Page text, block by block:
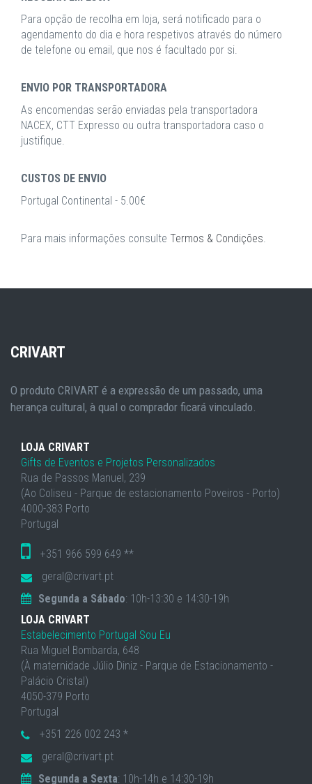
Para opção de recolha em loja, será notificado para o
agendamento do dia e hora respetivos através do número
de telefone ou email, que nos é facultado por si.
ENVIO POR TRANSPORTADORA
As encomendas serão enviadas pela transportadora
NACEX, CTT Expresso ou outra transportadora caso o
justifique.
CUSTOS DE ENVIO
Portugal Continental - 5.00€
Para mais informações consulte Termos & Condições.
CRIVART
O produto CRIVART é a expressão de um passado, uma
herança cultural, à qual o comprador ficará vinculado.
LOJA CRIVART
Gifts de Eventos e Projetos Personalizados
Rua de Passos Manuel, 239
(Ao Coliseu - Parque de estacionamento Poveiros - Porto)
4000-383 Porto
Portugal
+351 966 599 649 **
geral@crivart.pt
Segunda a Sábado: 10h-13:30 e 14:30-19h
LOJA CRIVART
Estabelecimento Portugal Sou Eu
Rua Miguel Bombarda, 648
(À maternidade Júlio Diniz - Parque de Estacionamento -
Palácio Cristal)
4050-379 Porto
Portugal
+351 226 002 243 *
geral@crivart.pt
Segunda a Sexta: 10h-14h e 14:30-19h